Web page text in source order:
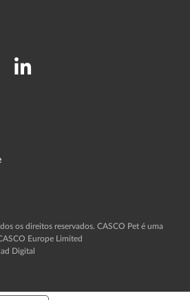
os direitos reservados. CASCO Pet é uma
Europe Limited
Digital